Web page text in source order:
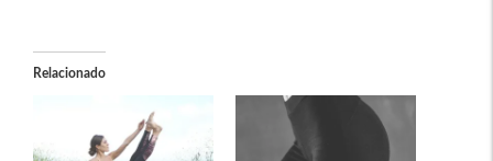
Relacionado